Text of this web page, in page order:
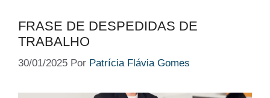
FRASE DE DESPEDIDAS DE
TRABALHO
30/01/2025 Por Patrícia Flávia Gomes